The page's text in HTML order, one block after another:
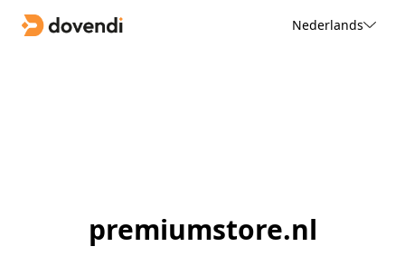
Nederlands
premiumstore.nl